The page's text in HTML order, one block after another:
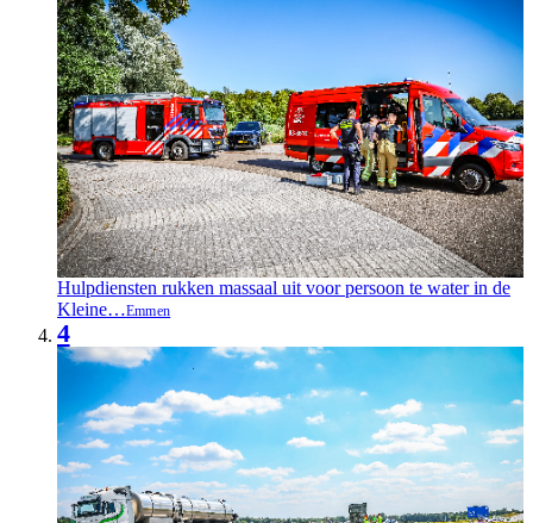
Hulpdiensten rukken massaal uit voor persoon te water in de
Kleine…Emmen
4